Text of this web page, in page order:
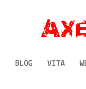
BLOG VITA